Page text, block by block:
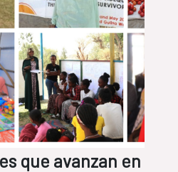
de Cooperación
(AECID).
que avanzan en